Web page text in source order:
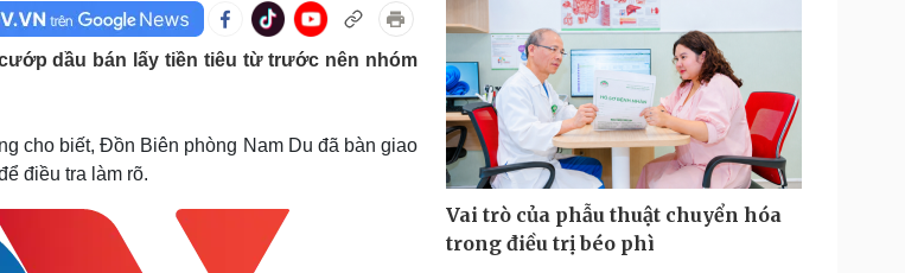
Ô tô - Xe máy
Tư vấn
Doanh nghiệp
Thông tin doanh nghiệp
Doanh nghiệp 24h
Doanh nhân
Vì cộng đồng
Công nghệ
Sành điệu
Tin Công nghệ
Trải nghiệm
Chuyển đổi số
ảnh
Nghệ sĩ
Podcast
Câu chuyện thời sự
dầu bán lấy tiền tiêu từ trước nên nhóm
cho biết, Đồn Biên phòng Nam Du đã bàn giao
điều tra làm rõ.
Vai trò của phẫu thuật chuyển hóa
trong điều trị béo phì